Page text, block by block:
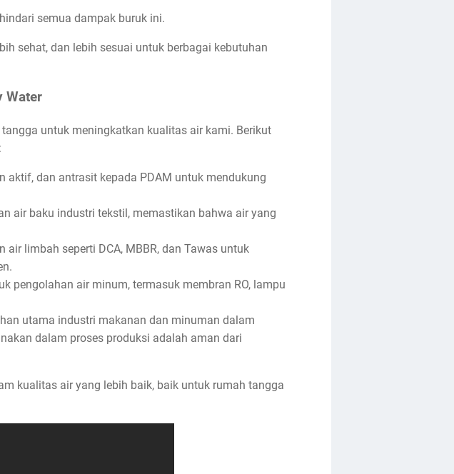
semua dampak buruk ini.
sehat, dan lebih sesuai untuk berbagai kebutuhan
Water
untuk meningkatkan kualitas air kami. Berikut
aktif, dan antrasit kepada PDAM untuk mendukung
air baku industri tekstil, memastikan bahwa air yang
limbah seperti DCA, MBBR, dan Tawas untuk
pengolahan air minum, termasuk membran RO, lampu
utama industri makanan dan minuman dalam
dalam proses produksi adalah aman dari
kualitas air yang lebih baik, baik untuk rumah tangga